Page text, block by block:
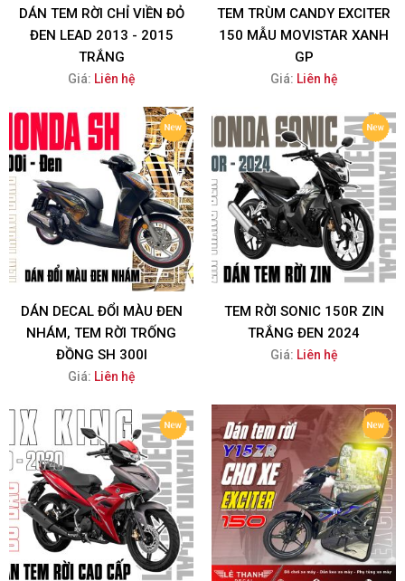
DÁN TEM RỜI CHỈ VIỀN ĐỎ
ĐEN LEAD 2013 - 2015
TRẮNG
Giá: Liên hệ
TEM TRÙM CANDY EXCITER
150 MẪU MOVISTAR XANH
GP
Giá: Liên hệ
DÁN DECAL ĐỔI MÀU ĐEN
NHÁM, TEM RỜI TRỐNG
ĐỒNG SH 300I
Giá: Liên hệ
TEM RỜI SONIC 150R ZIN
TRẮNG ĐEN 2024
Giá: Liên hệ